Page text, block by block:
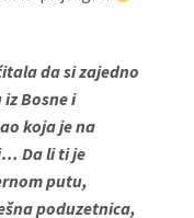
da si zajedno
Bosne i
koja je na
Da li ti je
putu,
poduzetnica,